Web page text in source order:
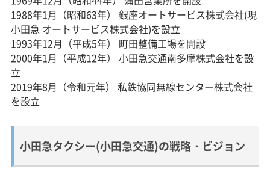
1988年1月（昭和63年） 銀座オートサービス株式会社(現
小田急 オートサービス株式会社)を設立
1993年12月（平成5年） 町田整備工場を開設
2000年1月（平成12年） 小田急交通南多摩株式会社を設
立
2019年8月（令和元年） 私鉄協同無線センター株式会社
を設立
小田急タクシー(小田急交通)の戦略・ビジョン